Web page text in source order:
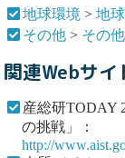
地球環境 >地
その他 > その他
関連Webサイ
産総研TODAY
の挑戦」：
http://